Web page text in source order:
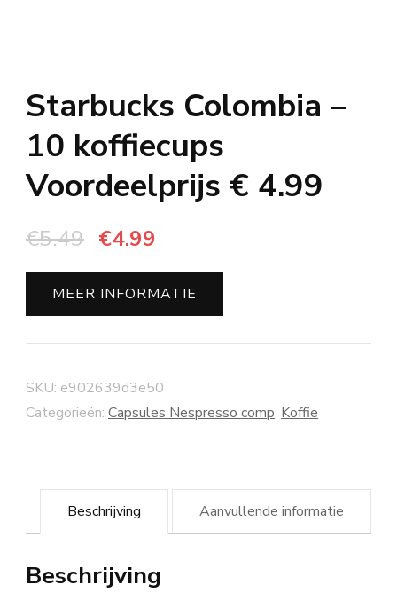
Starbucks Colombia –
10 koffiecups
Voordeelprijs € 4.99
€5.49 Oorspronkelijke
prijs
was:
€5.49.
€4.99
prijs
is:
€4.99.
MEER INFORMATIE
SKU: e902639d3e50
Categorieën: Capsules Nespresso comp, Koffie
Beschrijving Aanvullende informatie
Beschrijving